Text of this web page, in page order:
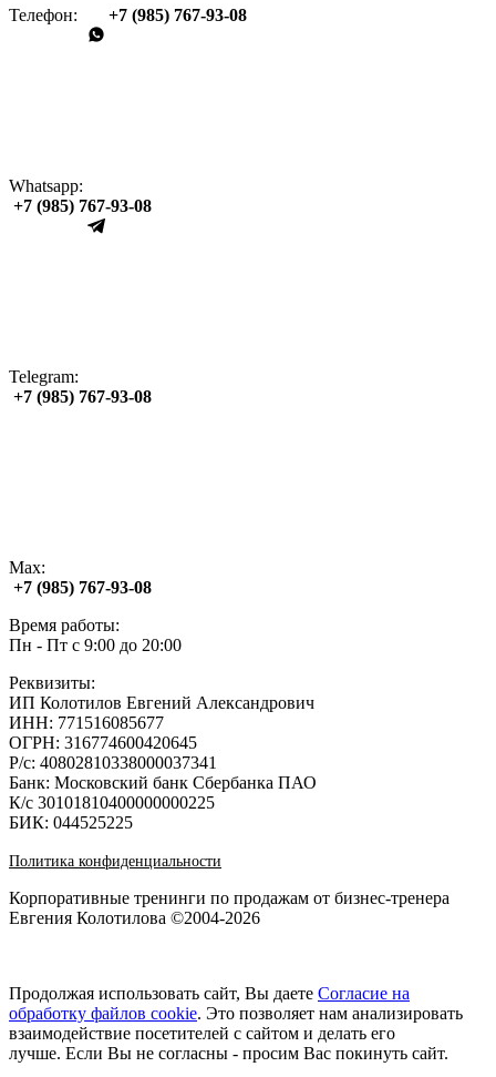
Телефон: +7 (985) 767‑93‑08
Whatsapp:
+7 (985) 767‑93‑08
Telegram:
+7 (985) 767‑93‑08
Max:
+7 (985) 767‑93‑08
Время работы:
Пн - Пт с 9:00 до 20:00
Реквизиты:
ИП Колотилов Евгений Александрович
ИНН: 771516085677
ОГРН: 316774600420645
Р/с: 40802810338000037341
Банк: Московский банк Сбербанка ПАО
К/с 30101810400000000225
БИК: 044525225
Политика конфиденциальности
Корпоративные тренинги по продажам от бизнес-тренера
Евгения Колотилова ©2004-2026
Продолжая использовать сайт, Вы даете Согласие на
обработку файлов cookie. Это позволяет нам анализировать
взаимодействие посетителей с сайтом и делать его
лучше. Если Вы не согласны - просим Вас покинуть сайт.